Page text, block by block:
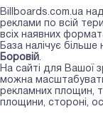
Billboards.com.ua
реклами по всій
всіх наявних
База налічує більше
Боровій.
На сайті для Вашої
можна
рекламних площин,
площини, стороні,